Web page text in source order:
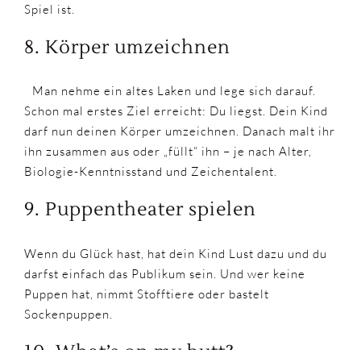
Spiel ist.
8. Körper umzeichnen
Man nehme ein altes Laken und lege sich darauf.
Schon mal erstes Ziel erreicht: Du liegst. Dein Kind
darf nun deinen Körper umzeichnen. Danach malt ihr
ihn zusammen aus oder „füllt“ ihn – je nach Alter,
Biologie-Kenntnisstand und Zeichentalent.
9. Puppentheater spielen
Wenn du Glück hast, hat dein Kind Lust dazu und du
darfst einfach das Publikum sein. Und wer keine
Puppen hat, nimmt Stofftiere oder bastelt
Sockenpuppen.